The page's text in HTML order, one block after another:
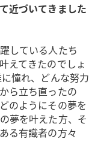
近づいてきました
している人たち
えてきたのでしょ
憧れ、どんな努力
ら立ち直ったの
のようにその夢を
夢を叶えた方、そ
る有識者の方々